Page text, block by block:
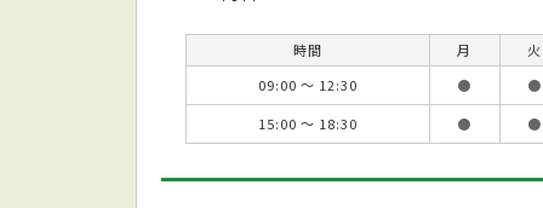
時間 月
火
09:00 ～ 12:30
●
●
15:00 ～ 18:30
● ●